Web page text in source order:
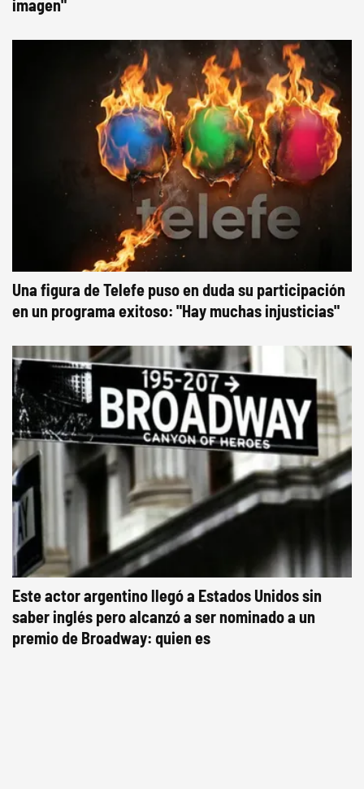
imagen"
Una figura de Telefe puso en duda su participación
en un programa exitoso: "Hay muchas injusticias"
Este actor argentino llegó a Estados Unidos sin
saber inglés pero alcanzó a ser nominado a un
premio de Broadway: quien es